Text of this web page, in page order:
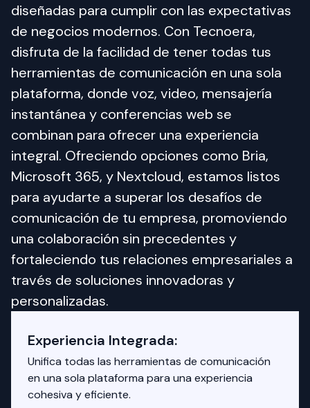
diseñadas para cumplir con las expectativas
de negocios modernos. Con Tecnoera,
disfruta de la facilidad de tener todas tus
herramientas de comunicación en una sola
plataforma, donde voz, video, mensajería
instantánea y conferencias web se
combinan para ofrecer una experiencia
integral. Ofreciendo opciones como Bria,
Microsoft 365, y Nextcloud, estamos listos
para ayudarte a superar los desafíos de
comunicación de tu empresa, promoviendo
una colaboración sin precedentes y
fortaleciendo tus relaciones empresariales a
través de soluciones innovadoras y
personalizadas.
Experiencia Integrada:
Unifica todas las herramientas de comunicación
en una sola plataforma para una experiencia
cohesiva y eficiente.